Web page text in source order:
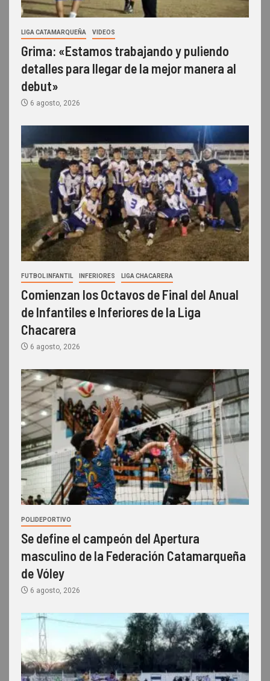
LIGA CATAMARQUEÑA VIDEOS
Grima: «Estamos trabajando y puliendo
detalles para llegar de la mejor manera al
debut»
6 agosto, 2026
FUTBOL INFANTIL INFERIORES LIGA CHACARERA
Comienzan los Octavos de Final del Anual
de Infantiles e Inferiores de la Liga
Chacarera
6 agosto, 2026
POLIDEPORTIVO
Se define el campeón del Apertura
masculino de la Federación Catamarqueña
de Vóley
6 agosto, 2026